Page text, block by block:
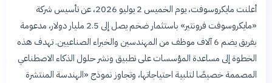
أعلنت مايكروسوفت، يوم الخميس 2 يوليو 2026، عن تأسيس شركة
«مايكروسوفت فرونتير» باستثمار ضخم يصل إلى 2.5 مليار دولار، مدعومة
بفريق يضم 6 آلاف موظف من المهندسين والخبراء الصناعيين. تهدف هذه
الخطوة إلى مساعدة المؤسسات على تطبيق ونشر حلول الذكاء الاصطناعي
المصممة خصيصًا لتلبية احتياجاتها، وتجاوز نموذج «الهندسة المنتشرة